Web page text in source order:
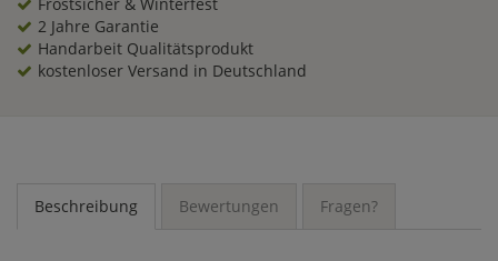
2 Jahre Garantie
Handarbeit Qualitätsprodukt
kostenloser Versand in Deutschland
Beschreibung Bewertungen Fragen?